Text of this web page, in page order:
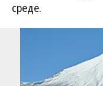
среде.